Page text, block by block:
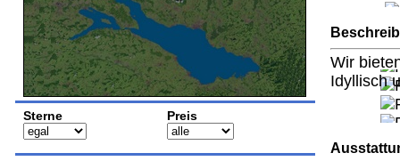
Sterne Preis
Wir
Idyllisch